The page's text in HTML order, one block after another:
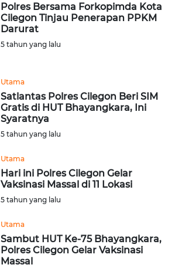
Polres Bersama Forkopimda Kota
Cilegon Tinjau Penerapan PPKM
Darurat
5 tahun yang lalu
Utama
Satlantas Polres Cilegon Beri SIM
Gratis di HUT Bhayangkara, Ini
Syaratnya
5 tahun yang lalu
Utama
Hari ini Polres Cilegon Gelar
Vaksinasi Massal di 11 Lokasi
5 tahun yang lalu
Utama
Sambut HUT Ke-75 Bhayangkara,
Polres Cilegon Gelar Vaksinasi
Massal